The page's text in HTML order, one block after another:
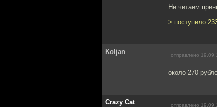
Не читаем
> поступило
Koljan отправлено
около 270
Crazy Cat отправлено